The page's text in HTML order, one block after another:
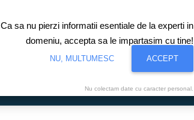
Ca sa nu pierzi informatii esentiale de la experti in
domeniu, accepta sa le impartasim cu tine!
NU, MULTUMESC ACCEPT
Nu colectam date cu caracter personal.